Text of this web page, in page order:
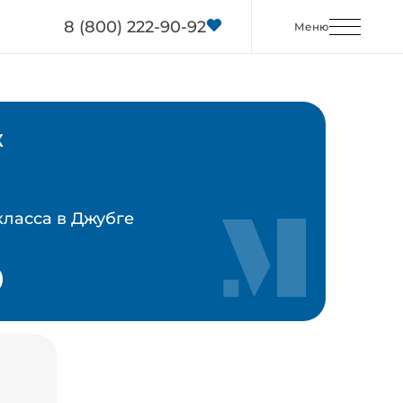
8 (800) 222-90-92 Меню
в Джубге